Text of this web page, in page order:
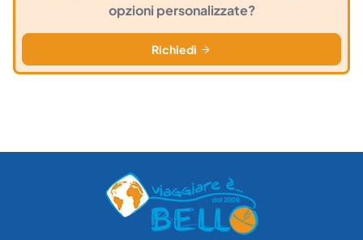
opzioni personalizzate?
Richiedi